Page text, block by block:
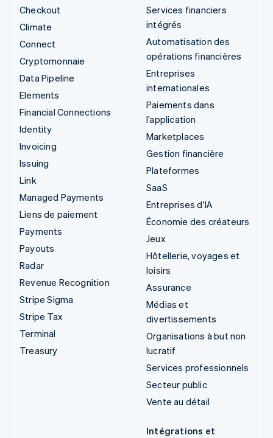
Checkout
Climate
Connect
Cryptomonnaie
Data Pipeline
Elements
Financial Connections
Identity
Invoicing
Issuing
Link
Managed Payments
Liens de paiement
Payments
Payouts
Radar
Revenue Recognition
Stripe Sigma
Stripe Tax
Terminal
Treasury
Services financiers
intégrés
Automatisation des
opérations financières
Entreprises
internationales
Paiements dans
l’application
Marketplaces
Gestion financière
Plateformes
SaaS
Entreprises d'IA
Économie des créateurs
Jeux
Hôtellerie, voyages et
loisirs
Assurance
Médias et
divertissements
Organisations à but non
lucratif
Services professionnels
Secteur public
Vente au détail
Intégrations et